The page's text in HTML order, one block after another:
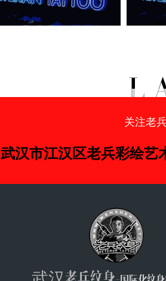
关注老
武汉市江汉区老兵彩绘艺
武汉老兵纹身